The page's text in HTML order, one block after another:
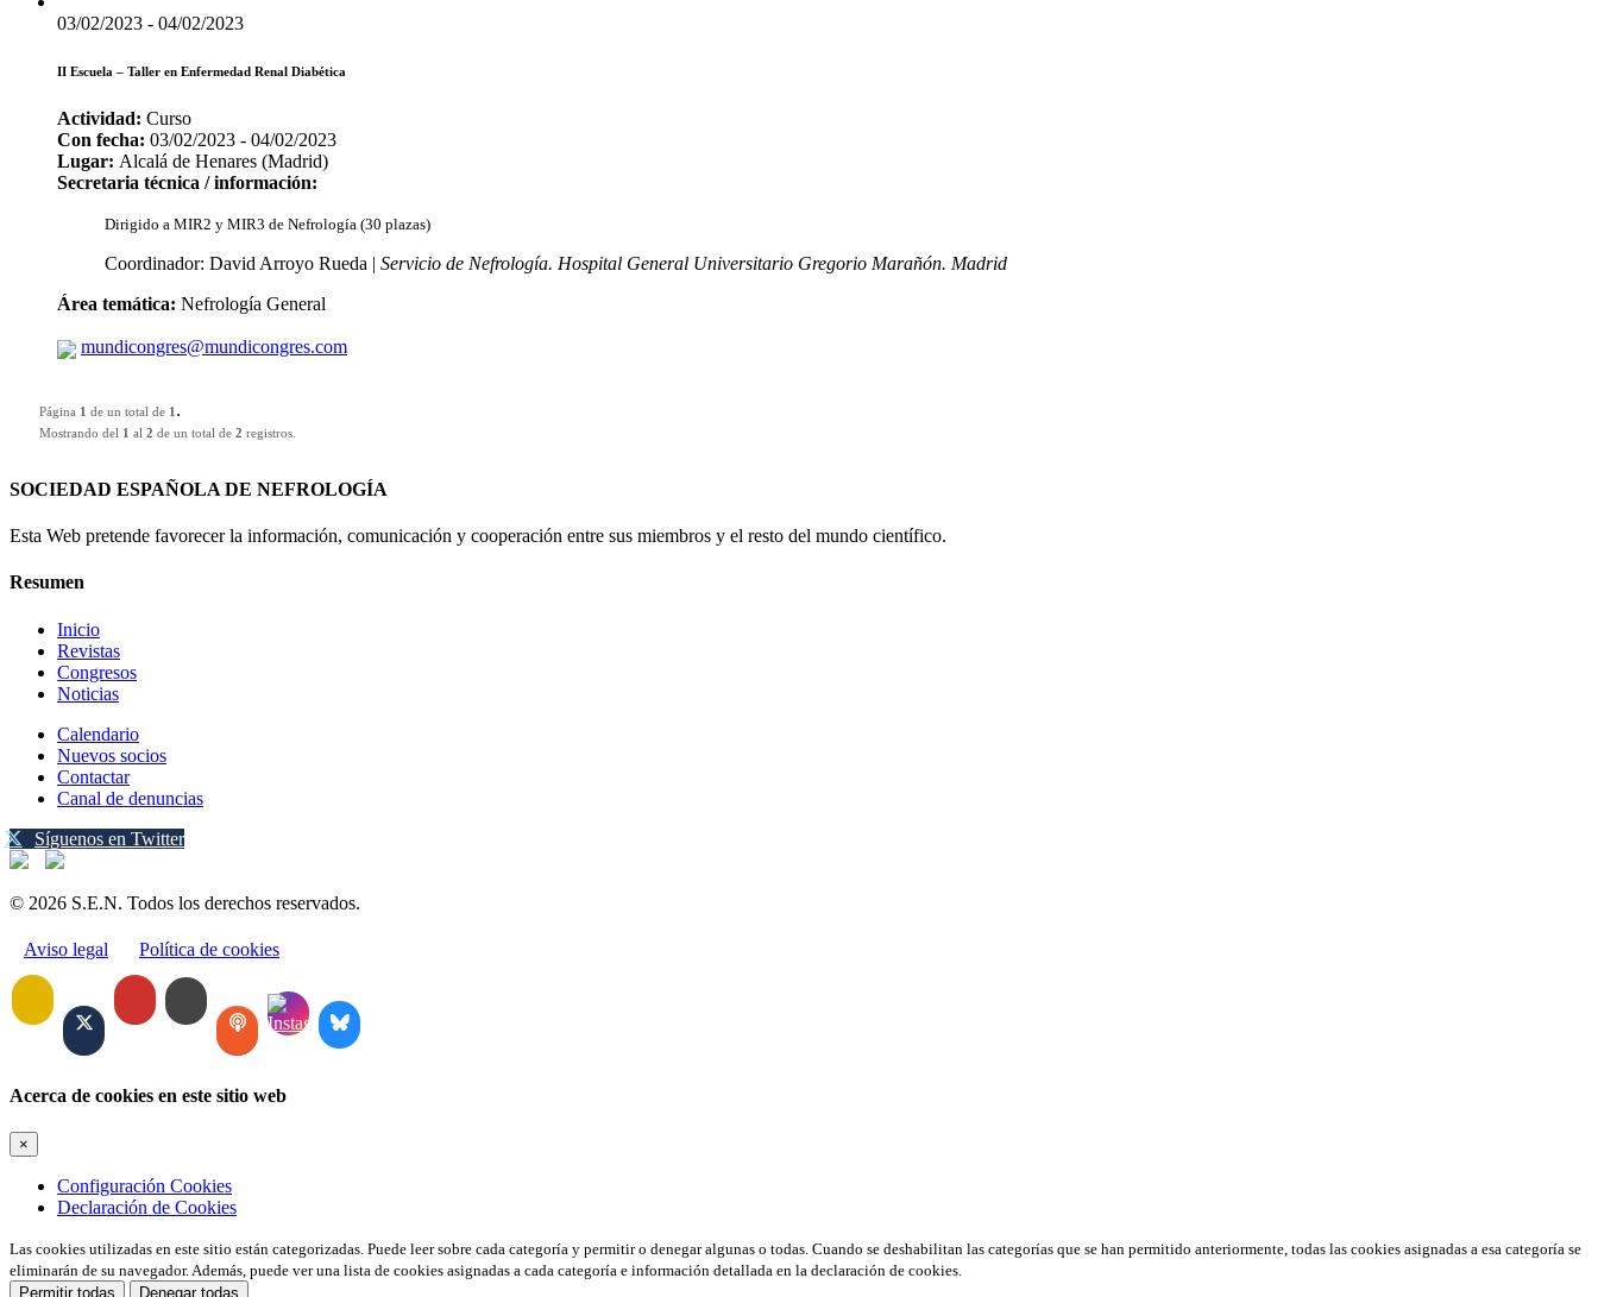
03/02/2023 - 04/02/2023
II Escuela – Taller en Enfermedad Renal Diabética
Actividad: Curso
Con fecha: 03/02/2023 - 04/02/2023
Lugar: Alcalá de Henares (Madrid)
Secretaria técnica / información:
Dirigido a MIR2 y MIR3 de Nefrología (30 plazas)
Coordinador: David Arroyo Rueda | Servicio de Nefrología. Hospital General Universitario Gregorio Marañón. Madrid
Área temática: Nefrología General
mundicongres@mundicongres.com
Página 1 de un total de 1 .
Mostrando del 1 al 2 de un total de 2 registros.
SOCIEDAD ESPAÑOLA DE NEFROLOGÍA
Esta Web pretende favorecer la información, comunicación y cooperación entre sus miembros y el resto del mundo científico.
Resumen
Inicio
Revistas
Congresos
Noticias
Calendario
Nuevos socios
Contactar
Canal de denuncias
Síguenos en Twitter
© 2026 S.E.N. Todos los derechos reservados.
Aviso legal Política de cookies
Acerca de cookies en este sitio web
×
Configuración Cookies
Declaración de Cookies
Las cookies utilizadas en este sitio están categorizadas. Puede leer sobre cada categoría y permitir o denegar algunas o todas. Cuando se deshabilitan las categorías que se han permitido anteriormente, todas las cookies asignadas a esa categoría se
eliminarán de su navegador. Además, puede ver una lista de cookies asignadas a cada categoría e información detallada en la declaración de cookies.
Permitir todas
Denegar todas